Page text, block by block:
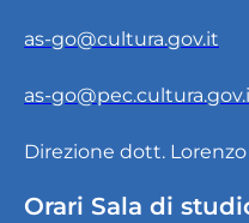
as-go@cultura.gov.it
as-
Direzione dott.
Orari Sala di